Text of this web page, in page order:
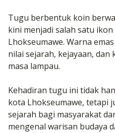
Tugu berbentuk koin
kini menjadi salah satu
Lhokseumawe. Warna
nilai sejarah, kejayaan, dan
masa lampau.
Kehadiran tugu ini tidak
kota Lhokseumawe, tetapi
sejarah bagi masyarakat
mengenal warisan budaya